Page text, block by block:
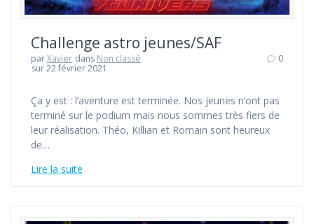
Challenge astro jeunes/SAF
parXavier dans Non classé
sur 22 février 2021
0
Ça y est : l’aventure est terminée. Nos jeunes n’ont pas
terminé sur le podium mais nous sommes très fiers de
leur réalisation. Théo, Killian et Romain sont heureux
de…
Lire la suite